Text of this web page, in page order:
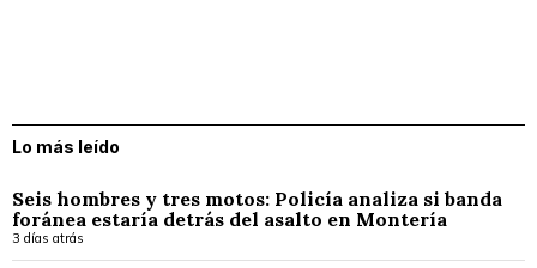
Lo más leído
Seis hombres y tres motos: Policía analiza si banda
foránea estaría detrás del asalto en Montería
3 días atrás